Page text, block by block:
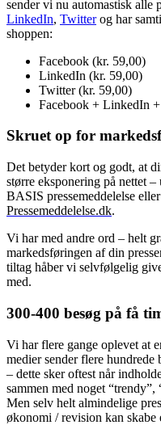
sender vi nu automastisk alle
LinkedIn, Twitterog har
shoppen:
Facebook (kr. 59,00)
LinkedIn (kr. 59,00)
Twitter (kr. 59,00)
Facebook + LinkedIn
Skruet op for
Det betyder kort og godt, at
større eksponering på nettet
BASIS pressemeddelelse
Pressemeddelelse.dk.
Vi har med andre ord – helt
markedsføringen af din
tiltag håber vi selvfølgelig
med.
300-400 besøg på få
Vi har flere gange oplevet at
medier sender flere hundrede
– dette sker oftest når
sammen med noget “trendy”,
Men selv helt almindelige
økonomi / revision kan skabe